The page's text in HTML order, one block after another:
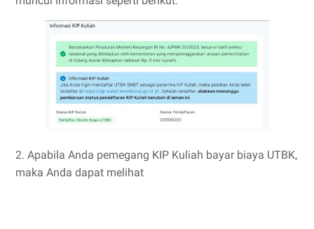
2. Apabila Anda pemegang KIP Kuliah bayar biaya UTBK,
maka Anda dapat melihat